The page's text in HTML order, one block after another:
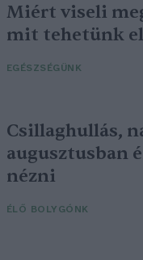
Miért viseli
mit tehetünk
EGÉSZSÉGÜNK
Csillaghullás,
augusztusban
nézni
ÉLŐ BOLYGÓNK